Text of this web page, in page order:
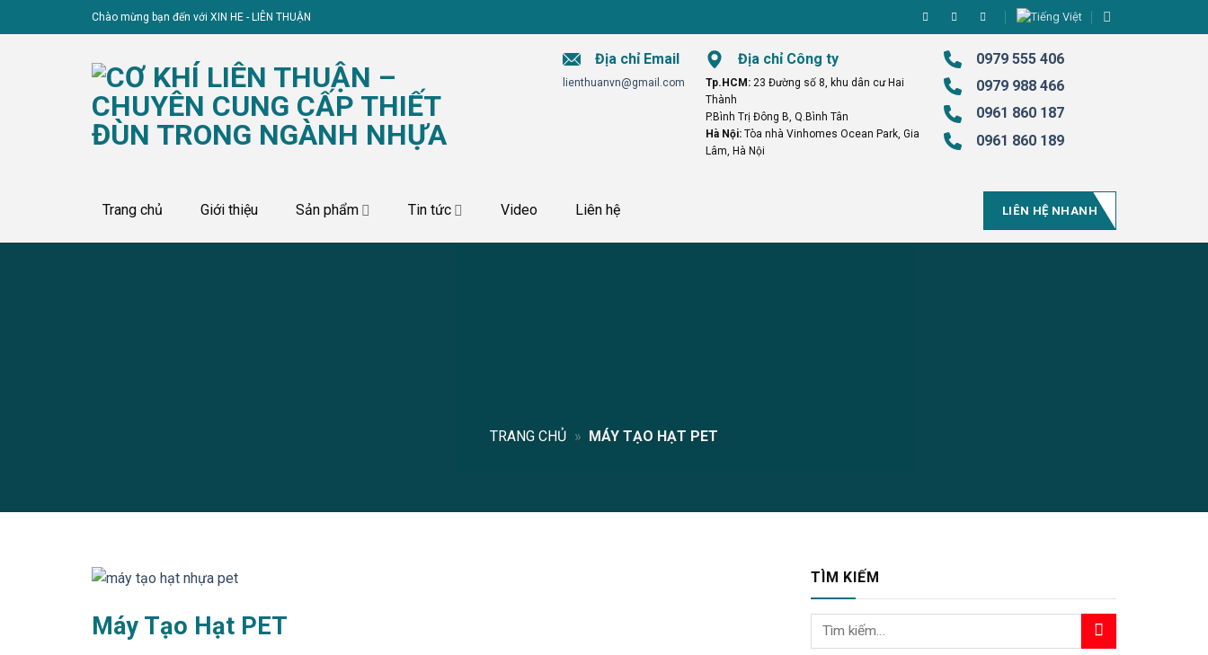
to
Chào mừng bạn đến với XIN HE - LIÊN THUẬN
Địa chỉ Email
lienthuanvn@gmail.com
Địa chỉ Công ty
Tp.HCM:23 Đường số 8, khu dân cư Hai
Thành
P.Bình Trị Đông B, Q.Bình Tân
Hà Nội: Tòa nhà Vinhomes Ocean Park, Gia
Lâm, Hà Nội
0979 555 406
0979 988 466
0961 860 187
0961 860 189
Trang chủ Giới thiệu Sản phẩm Tin tức Video Liên hệ LIÊN HỆ NHANH
TRANG CHỦ » MÁY TẠO HẠT PET
Máy Tạo Hạt PET
TÌM KIẾM